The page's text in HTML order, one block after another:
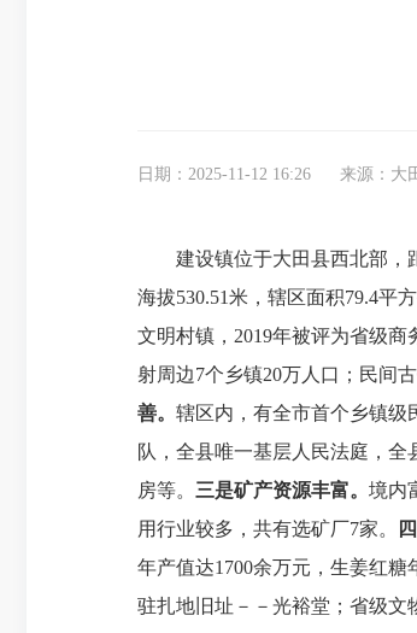
日期：2025-11-12 16:26 来源：大
建设镇位于大田县西北部，
海拔530.51米，辖区面积79.4平
文明村镇，2019年被评为省级商
射周边7个乡镇20万人口；民间
善。 辖区内，有全市首个乡镇级
队，全县唯一基层人民法庭，
房等。 三是矿产资源丰富。 境内
用行业较多，共有选矿厂7家。
四
年产值达1700余万元，生姜红糖
驻扎地旧址－－光裕堂；省级文